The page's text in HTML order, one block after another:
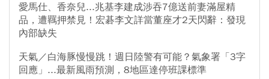
愛馬仕、香奈兒...兆基李建成涉吞7億送前妻滿屋精
品，遭羈押禁見！宏碁李文詳當董座才2天閃辭：發現
內部缺失
天氣／白海豚慢慢跳！週日陸警有可能？氣象署「3字
回應」...最新風雨預測，8地區達停班課標準